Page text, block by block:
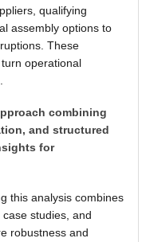
qualifying
assembly options to
These
operational
combining
and structured
for
this analysis combines
studies, and
robustness and